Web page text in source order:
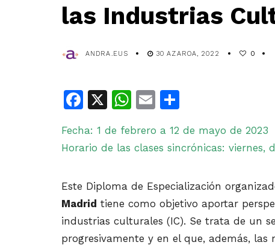
las Industrias
ANDRA.EUS 30 AZAROA, 2022 0
Facebook
X WhatsApp
Email
Fecha: 1 de febrero a 12 de mayo de 2023
Horario de las clases sincrónicas: viernes,
Este Diploma de Especialización
Madrid tiene como objetivo aportar
industrias culturales (IC). Se trata de un
progresivamente y en el que, además, las